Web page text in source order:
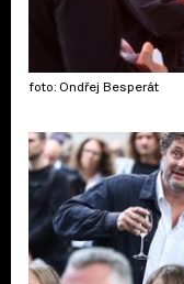
foto: Ondřej Besperát